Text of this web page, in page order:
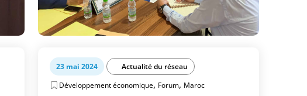
23 mai 2024
Actualité du réseau
Développement économique, Forum, Maroc